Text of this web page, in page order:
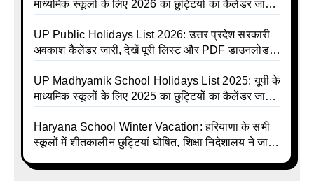
Shiksha Parishad Avkash Talika 2026 | UP
Calendar List 2026
माध्यमिक स्कूलों के लिए 2026 का छुट्टियों का कैलेंडर जारी |
UP Madhyamik Avkash Talika 2026 | UP
Madhyamik School avkash suchi | UP
Holiday Calendar | Madhyamik School Holidays
List 2026
UP Public Holidays List 2026: उत्तर प्रदेश सरकारी
अवकाश कैलेंडर जारी, देखें पूरी लिस्ट और PDF डाउनलोड
talika | Sarkari Avkash Talika | Up Holidays List |
Holidays Calendar
UP Madhyamik School Holidays List 2025: यूपी के
माध्यमिक स्कूलों के लिए 2025 का छुट्टियों का कैलेंडर जारी |
Up Madhyamik Avkash Talika 2025 | UP
Madhyamik School avkash suchi | UP
holiday calendar | Madhyamik School Holidays
Haryana School Winter Vacation: हरियाणा के सभी
स्कूलों में शीतकालीन छुट्टियां घोषित, शिक्षा निदेशालय ने जारी